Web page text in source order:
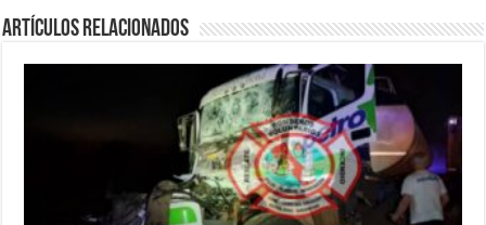
Artículos Relacionados